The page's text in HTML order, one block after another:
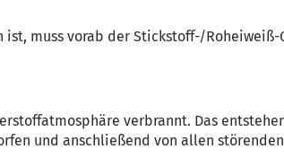
ist, muss vorab der Stickstoff-/
verbrannt. Das
und anschließend von allen